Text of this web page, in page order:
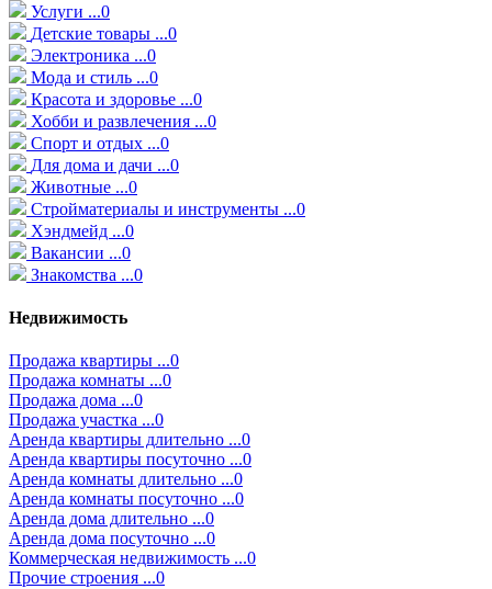
Услуги ...0
Детские товары ...0
Электроника ...0
Мода и стиль ...0
Красота и здоровье ...0
Хобби и развлечения ...0
Спорт и отдых ...0
Для дома и дачи ...0
Животные ...0
Стройматериалы и инструменты ...0
Хэндмейд ...0
Вакансии ...0
Знакомства ...0
Недвижимость
Продажа квартиры ...0
Продажа комнаты ...0
Продажа дома ...0
Продажа участка ...0
Аренда квартиры длительно ...0
Аренда квартиры посуточно ...0
Аренда комнаты длительно ...0
Аренда комнаты посуточно ...0
Аренда дома длительно ...0
Аренда дома посуточно ...0
Коммерческая недвижимость ...0
Прочие строения ...0